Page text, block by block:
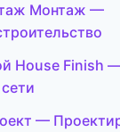
Монтаж —
House Finish
—